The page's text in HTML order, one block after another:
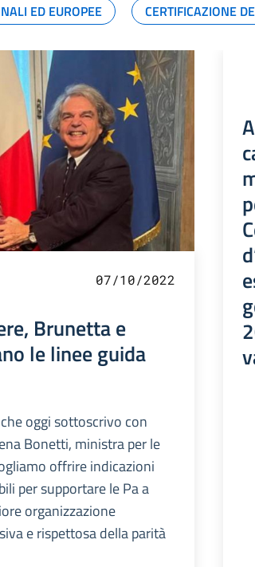
ED EUROPEE
CERTIFICAZIONE
07/10/2022
Brunetta e
le linee guida
oggi sottoscrivo con
Bonetti, ministra per le
offrire indicazioni
per supportare le Pa a
organizzazione
e rispettosa della parità